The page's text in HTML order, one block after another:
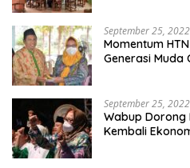
September 25, 2022
Momentum
Generasi Muda
September 25, 2022
Wabup Dorong
Kembali